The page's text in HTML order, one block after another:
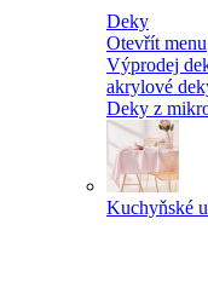
Deky
Otevřít menu
Výprodej
akrylové
Deky z
Kuchyňské